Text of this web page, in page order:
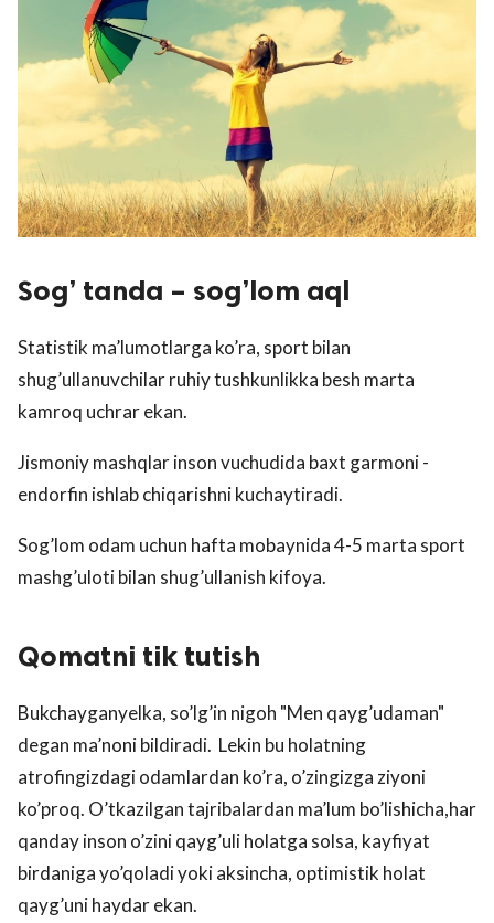
Sog’ tanda – sog’lom aql
Statistik ma’lumotlarga ko’ra, sport bilan
shug’ullanuvchilar ruhiy tushkunlikka besh marta
kamroq uchrar ekan.
Jismoniy mashqlar inson vuchudida baxt garmoni -
endorfin ishlab chiqarishni kuchaytiradi.
Sog’lom odam uchun hafta mobaynida 4-5 marta sport
mashg’uloti bilan shug’ullanish kifoya.
Qomatni tik tutish
Bukchayganyelka, so’lg’in nigoh "Men qayg’udaman"
degan ma’noni bildiradi. Lekin bu holatning
atrofingizdagi odamlardan ko’ra, o’zingizga ziyoni
ko’proq. O’tkazilgan tajribalardan ma’lum bo’lishicha,har
qanday inson o’zini qayg’uli holatga solsa, kayfiyat
birdaniga yo’qoladi yoki aksincha, optimistik holat
qayg’uni haydar ekan.